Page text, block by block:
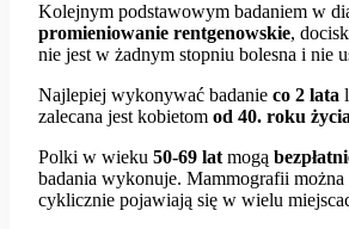
Kolejnym podstawowym badaniem w
promieniowanie rentgenowskie,
nie jest w żadnym stopniu bolesna i nie
Najlepiej wykonywać badanie co 2 lata
zalecana jest kobietom od 40. roku życia
Polki w wieku 50-69 lat mogą
badania wykonuje. Mammografii
cyklicznie pojawiają się w wielu